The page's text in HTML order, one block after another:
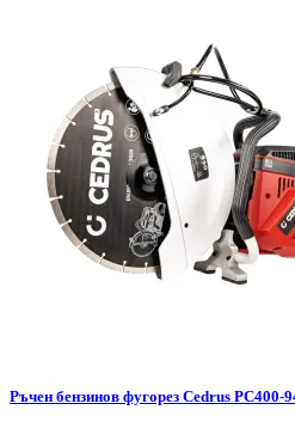
Ръчен бензинов фугорез Cedrus PC400-